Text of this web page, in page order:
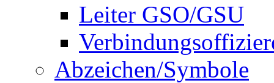
Leiter GSO/GSU
Abzeichen/Symbole